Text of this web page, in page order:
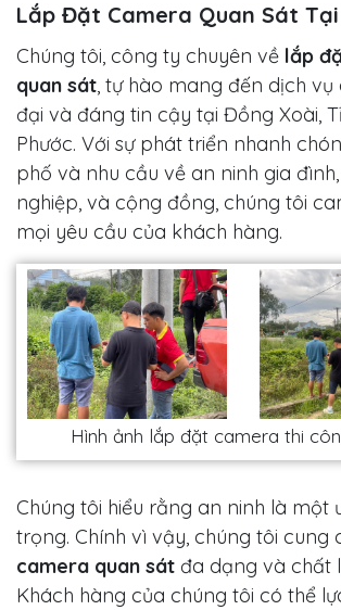
Lắp Đặt Camera Quan Sát
Chúng tôi, công ty chuyên về lắp
quan sát, tự hào mang đến dịch vụ
đại và đáng tin cậy tại Đồng Xoài,
Phước. Với sự phát triển nhanh
phố và nhu cầu về an ninh gia
nghiệp, và cộng đồng, chúng tôi
mọi yêu cầu của khách hàng.
Hình ảnh lắp đặt camera thi
Chúng tôi hiểu rằng an ninh là một
trọng. Chính vì vậy, chúng tôi cung
camera quan sát đa dạng và chất
Khách hàng của chúng tôi có thể